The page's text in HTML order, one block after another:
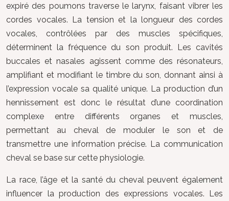
expiré des poumons traverse le larynx, faisant vibrer les
cordes vocales. La tension et la longueur des cordes
vocales, contrôlées par des muscles spécifiques,
déterminent la fréquence du son produit. Les cavités
buccales et nasales agissent comme des résonateurs,
amplifiant et modifiant le timbre du son, donnant ainsi à
l’expression vocale sa qualité unique. La production d’un
hennissement est donc le résultat d’une coordination
complexe entre différents organes et muscles,
permettant au cheval de moduler le son et de
transmettre une information précise. La communication
cheval se base sur cette physiologie.
La race, l’âge et la santé du cheval peuvent également
influencer la production des expressions vocales. Les